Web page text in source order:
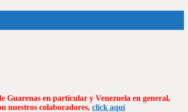
Guarenas en particular y Venezuela en general,
nuestros colaboradores, click aquí